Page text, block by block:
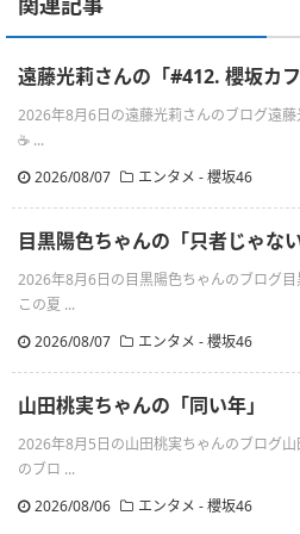
遠藤光莉さんの「#412. 櫻坂カフ
2026年8月6日の遠藤光莉さんのブログ遠
☕ ...
2026/08/07
エンタメ - 櫻坂46
目黒陽色ちゃんの「只者じゃな
2026年8月6日の目黒陽色ちゃんのブログ目
この夏 ...
2026/08/07
エンタメ - 櫻坂46
山田桃実ちゃんの「同い年」
2026年8月5日の山田桃実ちゃんのブログ
のブロ ...
2026/08/06
エンタメ - 櫻坂46